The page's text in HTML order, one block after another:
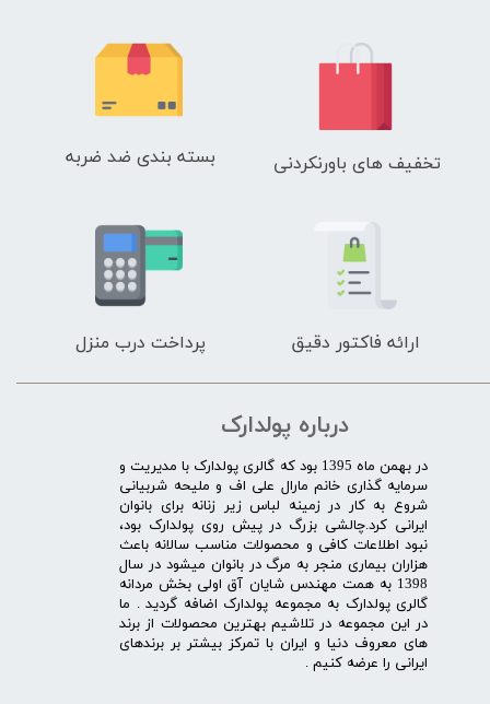
تخفیف های باورنکردنی بسته بندی ضد ضربه
ارائه فاکتور دقیق پرداخت درب منزل
درباره پولدارک
در بهمن ماه 1395 بود که گالری پولدارک با مدیریت و
سرمایه گذاری خانم مارال علی اف و ملیحه شربیانی
شروع به کار در زمینه لباس زیر زنانه برای بانوان
ایرانی کرد.چالشی بزرگ در پیش روی پولدارک بود،
نبود اطلاعات کافی و محصولات مناسب سالانه باعث
هزاران بیماری منجر به مرگ در بانوان میشود در سال
1398 به همت مهندس شایان آق اولی بخش مردانه
گالری پولدارک به مجموعه پولدارک اضافه گردید . ما
در این مجموعه در تلاشیم بهترین محصولات از برند
های معروف دنیا و ایران با تمرکز بیشتر بر برندهای
ایرانی را عرضه کنیم .​​​​​​​